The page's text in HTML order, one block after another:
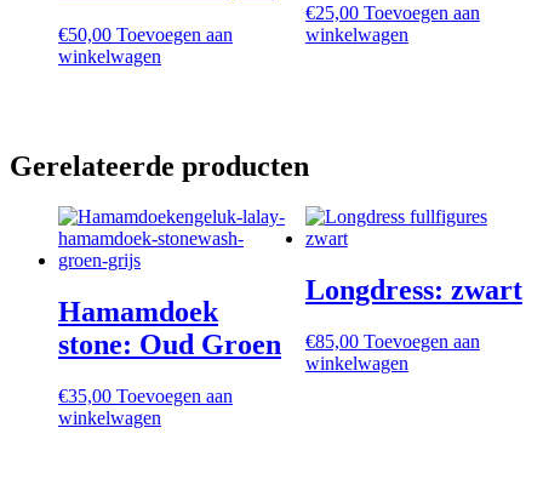
€50,00 Toevoegen aan
winkelwagen
€25,00 Toevoegen aan
winkelwagen
Gerelateerde producten
Hamamdoek
stone: Oud Groen
€35,00 Toevoegen aan
winkelwagen
Longdress: zwart
€85,00 Toevoegen aan
winkelwagen